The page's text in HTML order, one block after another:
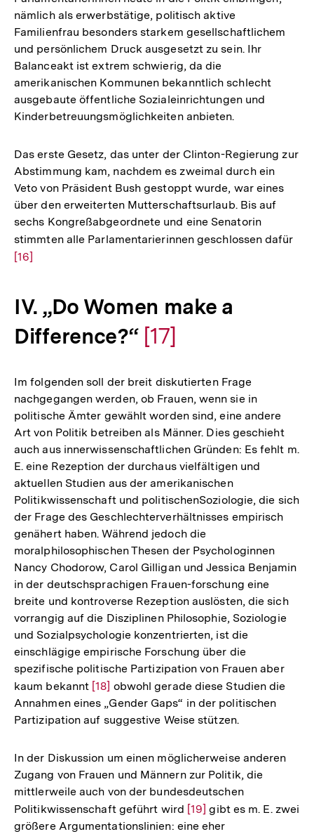
nämlich als erwerbstätige, politisch aktive
Familienfrau besonders starkem gesellschaftlichem
und persönlichem Druck ausgesetzt zu sein. Ihr
Balanceakt ist extrem schwierig, da die
amerikanischen Kommunen bekanntlich schlecht
ausgebaute öffentliche Sozialeinrichtungen und
Kinderbetreuungsmöglichkeiten anbieten.
Das erste Gesetz, das unter der Clinton-Regierung zur
Abstimmung kam, nachdem es zweimal durch ein
Veto von Präsident Bush gestoppt wurde, war eines
über den erweiterten Mutterschaftsurlaub. Bis auf
sechs Kongreßabgeordnete und eine Senatorin
stimmten alle Parlamentarierinnen geschlossen dafür
[16]
IV. „Do Women make a
Difference?“ Zur
der
Fußnote
[17]
Im folgenden soll der breit diskutierten Frage
nachgegangen werden, ob Frauen, wenn sie in
politische Ämter gewählt worden sind, eine andere
Art von Politik betreiben als Männer. Dies geschieht
auch aus innerwissenschaftlichen Gründen: Es fehlt m.
E. eine Rezeption der durchaus vielfältigen und
aktuellen Studien aus der amerikanischen
Politikwissenschaft und politischenSoziologie, die sich
der Frage des Geschlechterverhältnisses empirisch
genähert haben. Während jedoch die
moralphilosophischen Thesen der Psychologinnen
Nancy Chodorow, Carol Gilligan und Jessica Benjamin
in der deutschsprachigen Frauen-forschung eine
breite und kontroverse Rezeption auslösten, die sich
vorrangig auf die Disziplinen Philosophie, Soziologie
und Sozialpsychologie konzentrierten, ist die
einschlägige empirische Forschung über die
spezifische politische Partizipation von Frauen aber
kaum bekannt Zur
Auflösung
der
[18] obwohl gerade diese Studien die
Annahmen eines „Gender Gaps“ in der politischen
Partizipation auf suggestive Weise stützen.
In der Diskussion um einen möglicherweise anderen
Zugang von Frauen und Männern zur Politik, die
mittlerweile auch von der bundesdeutschen
Politikwissenschaft geführt wird Zur
Auflösung
[19] gibt es m. E. zwei
größere Argumentationslinien: eine eher